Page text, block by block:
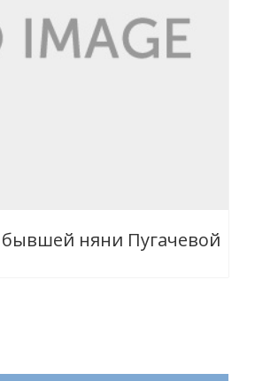
няни Пугачевой